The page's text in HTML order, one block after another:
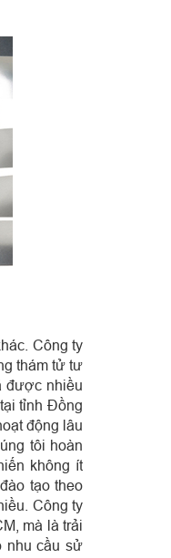
Công ty
thám tử tư
được nhiều
tỉnh Đồng
động lâu
tôi hoàn
không ít
tạo theo
Công ty
mà là trải
nhu cầu sử